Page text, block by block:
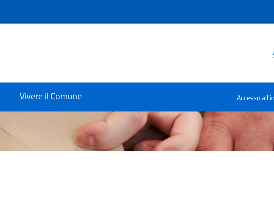
Vivere il Comune Accesso